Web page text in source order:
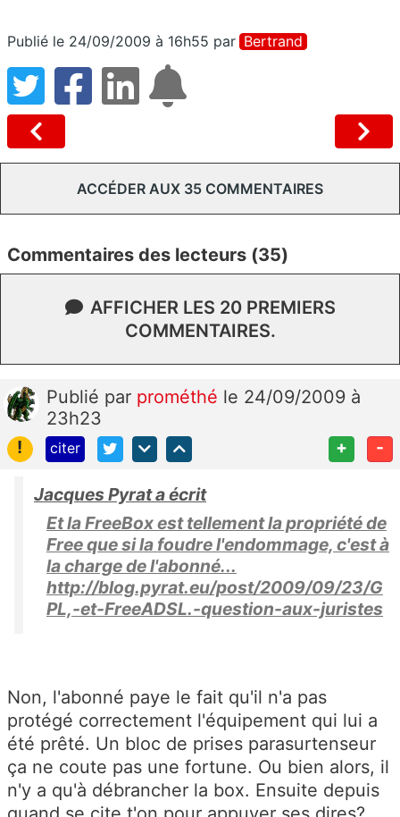
Publié le 24/09/2009 à 16h55 par Bertrand
ACCÉDER AUX 35 COMMENTAIRES
Commentaires des lecteurs (35)
AFFICHER LES 20 PREMIERS
COMMENTAIRES.
Publié par prométhé le 24/09/2009 à
23h23
!
citer + -
Jacques Pyrat a écrit
Et la FreeBox est tellement la propriété de
Free que si la foudre l'endommage, c'est à
la charge de l'abonné...
http://blog.pyrat.eu/post/2009/09/23/G
PL,-et-FreeADSL.-question-aux-juristes
Non, l'abonné paye le fait qu'il n'a pas
protégé correctement l'équipement qui lui a
été prêté. Un bloc de prises parasurtenseur
ça ne coute pas une fortune. Ou bien alors, il
n'y a qu'à débrancher la box. Ensuite depuis